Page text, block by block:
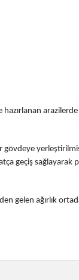
gövdeye
geçiş sağlayarak
gelen ağırlık